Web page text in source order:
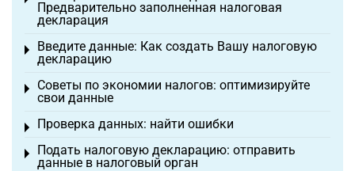
Предварительно заполненная налоговая
декларация
Введите данные: Как создать Вашу налоговую
декларацию
Toggle menu
Советы по экономии налогов: оптимизируйте
свои данные
Toggle menu
Проверка данных: найти ошибки
Toggle menu
Подать налоговую декларацию: отправить
данные в налоговый орган
Toggle menu